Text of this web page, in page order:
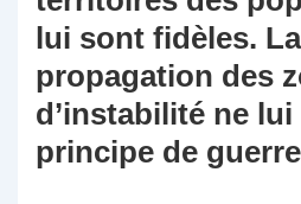
lui sont fidèles.
propagation des
d’instabilité ne
principe de